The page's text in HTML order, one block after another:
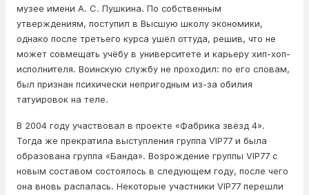
музее имени А. С. Пушкина. По собственным
утверждениям, поступил в Высшую школу экономики,
однако после третьего курса ушёл оттуда, решив, что не
может совмещать учёбу в университете и карьеру хип-хоп-
исполнителя. Воинскую службу не проходил: по его словам,
был признан психически непригодным из-за обилия
татуировок на теле.
В 2004 году участвовал в проекте «Фабрика звёзд 4».
Тогда же прекратила выступления группа VIP77 и была
образована группа «Банда». Возрождение группы VIP77 с
новым составом состоялось в следующем году, после чего
она вновь распалась. Некоторые участники VIP77 перешли